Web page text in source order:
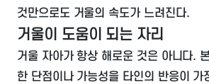
것만으로도 거울의 속도가 느려진다.
거울이 도움이 되는 자리
거울 자아가 항상 해로운 것은 아니다.
한 단점이나 가능성을 타인의 반응이 가